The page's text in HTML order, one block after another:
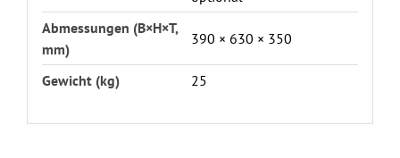
Abmessungen (B×H×T,
mm)
390 × 630 × 350
Gewicht (kg) 25